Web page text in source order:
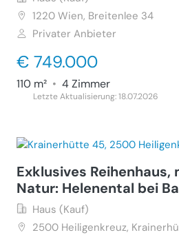
1220 Wien, Breitenlee 34
Privater Anbieter
€ 749.000
110 m² • 4 Zimmer
Letzte Aktualisierung: 18.07.2026
Exklusives
Natur: Helenental bei
Haus (Kauf)
2500 Heiligenkreuz,